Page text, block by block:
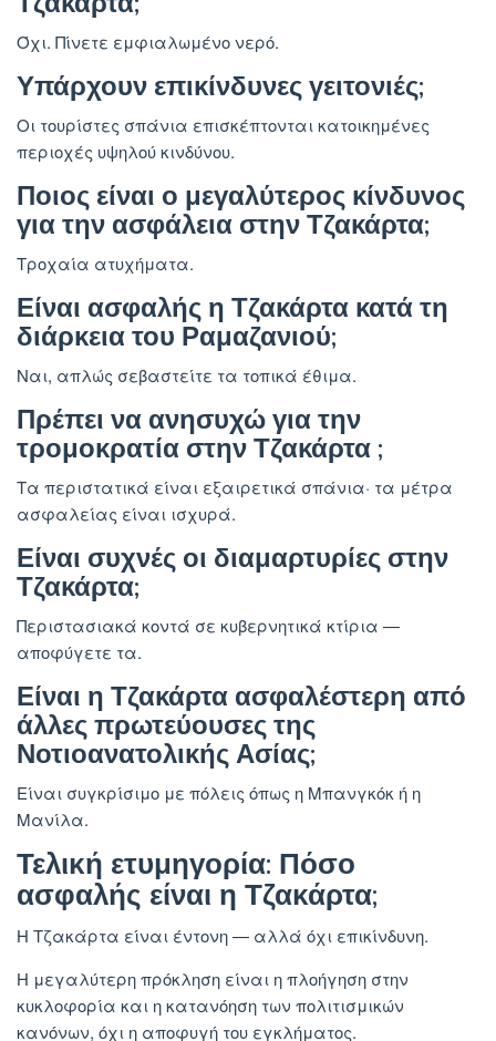
Όχι. Πίνετε εμφιαλωμένο νερό.
Υπάρχουν επικίνδυνες γειτονιές;
Οι τουρίστες σπάνια επισκέπτονται κατοικημένες
περιοχές υψηλού κινδύνου.
Ποιος είναι ο μεγαλύτερος κίνδυνος
για την ασφάλεια στην Τζακάρτα;
Τροχαία ατυχήματα.
Είναι ασφαλής η Τζακάρτα κατά τη
διάρκεια του Ραμαζανιού;
Ναι, απλώς σεβαστείτε τα τοπικά έθιμα.
Πρέπει να ανησυχώ για την
τρομοκρατία στην Τζακάρτα ;
Τα περιστατικά είναι εξαιρετικά σπάνια· τα μέτρα
ασφαλείας είναι ισχυρά.
Είναι συχνές οι διαμαρτυρίες στην
Τζακάρτα;
Περιστασιακά κοντά σε κυβερνητικά κτίρια —
αποφύγετε τα.
Είναι η Τζακάρτα ασφαλέστερη από
άλλες πρωτεύουσες της
Νοτιοανατολικής Ασίας;
Είναι συγκρίσιμο με πόλεις όπως η Μπανγκόκ ή η
Μανίλα.
Τελική ετυμηγορία: Πόσο
ασφαλής είναι η Τζακάρτα;
Η Τζακάρτα είναι έντονη — αλλά όχι επικίνδυνη.
Η μεγαλύτερη πρόκληση είναι η πλοήγηση στην
κυκλοφορία και η κατανόηση των πολιτισμικών
κανόνων, όχι η αποφυγή του εγκλήματος.